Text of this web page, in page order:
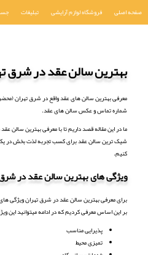
صفحه اصلی فروشگاه لوازم آرایشی تبلیغات
بهترین سالن عقد در شرق
معرفی بهترین سالن های عقد واقع در شرق تهران
شماره تماس و عکس سالن های عقد.
ما در این مقاله قصد داریم تا با معرفی بهترین سالن
شیک ترین سالن عقد برای کسب تجربه لذت بخش در
کنیم.
ویژگی های بهترین سالن عقد در
برای معرفی بهترین سالن عقد در شرق تهران ویژگی
بر این اساس معرفی کردیم که در ادامه میتوانید این
پذیرایی مناسب
تمیزی محیط